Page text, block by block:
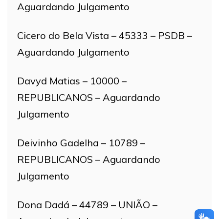
Aguardando Julgamento
Cicero do Bela Vista – 45333 – PSDB –
Aguardando Julgamento
Davyd Matias – 10000 –
REPUBLICANOS – Aguardando
Julgamento
Deivinho Gadelha – 10789 –
REPUBLICANOS – Aguardando
Julgamento
Dona Dadá – 44789 – UNIÃO –